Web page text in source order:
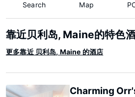
Search Map
靠近贝利岛, Maine的特色
更多靠近 贝利岛, Maine 的酒店
Charming